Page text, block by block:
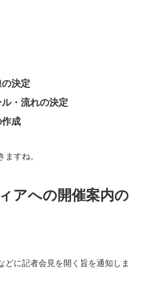
の決定
・流れの決定
作成
すね。
アへの開催案内の
どに記者会見を開く旨を通知しま